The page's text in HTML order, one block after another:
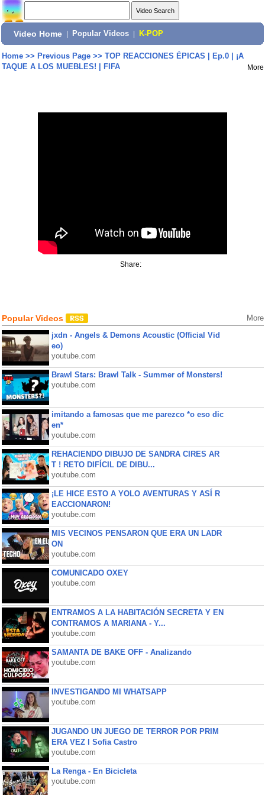
Video Home Popular Videos K-POP
Home>> Previous Page>> TOP REACCIONES ÉPICAS | Ep.0 | ¡A
TAQUE A LOS MUEBLES! | FIFA
More
Share:
Popular Videos More
jxdn - Angels & Demons Acoustic (Official Vid
eo)
youtube.com
Brawl Stars: Brawl Talk - Summer of Monsters!
youtube.com
imitando a famosas que me parezco *o eso dic
en*
youtube.com
REHACIENDO DIBUJO DE SANDRA CIRES AR
T ! RETO DIFÍCIL DE DIBU...
youtube.com
¡LE HICE ESTO A YOLO AVENTURAS Y ASÍ R
EACCIONARON!
youtube.com
MIS VECINOS PENSARON QUE ERA UN LADR
ON
youtube.com
COMUNICADO OXEY
youtube.com
ENTRAMOS A LA HABITACIÓN SECRETA Y EN
CONTRAMOS A MARIANA - Y...
youtube.com
SAMANTA DE BAKE OFF - Analizando
youtube.com
INVESTIGANDO MI WHATSAPP
youtube.com
JUGANDO UN JUEGO DE TERROR POR PRIM
ERA VEZ l Sofia Castro
youtube.com
La Renga - En Bicicleta
youtube.com